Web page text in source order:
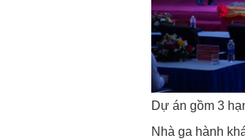
Dự án gồm 3
Nhà ga hành